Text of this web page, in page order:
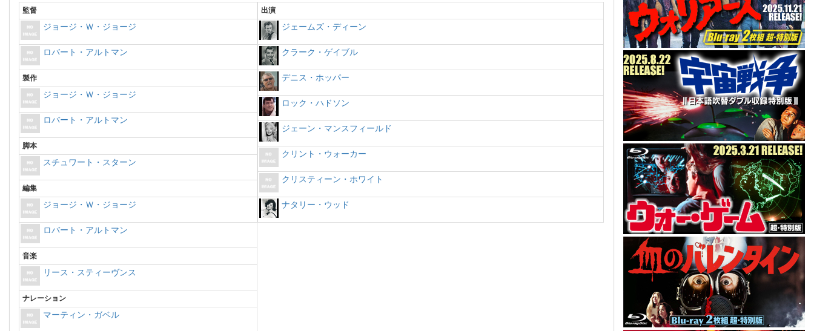
監督
ジョージ・Ｗ・ジョージ
ロバート・アルトマン
製作
ジョージ・Ｗ・ジョージ
ロバート・アルトマン
脚本
スチュワート・スターン
編集
ジョージ・Ｗ・ジョージ
ロバート・アルトマン
音楽
リース・スティーヴンス
ナレーション
マーティン・ガベル
出演
ジェームズ・ディーン
クラーク・ゲイブル
デニス・ホッパー
ロック・ハドソン
ジェーン・マンスフィールド
クリント・ウォーカー
クリスティーン・ホワイト
ナタリー・ウッド